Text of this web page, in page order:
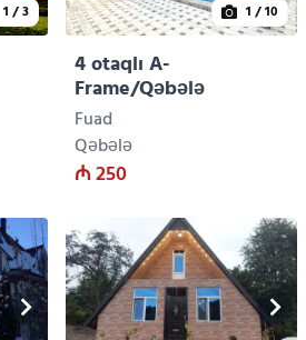
1 / 3 1 / 10
4 otaqlı A-
Frame/Qəbələ
Fuad
Qəbələ
₼ 250